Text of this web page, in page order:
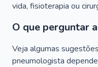
vida, fisioterapia ou
O que perguntar
Veja algumas
pneumologista